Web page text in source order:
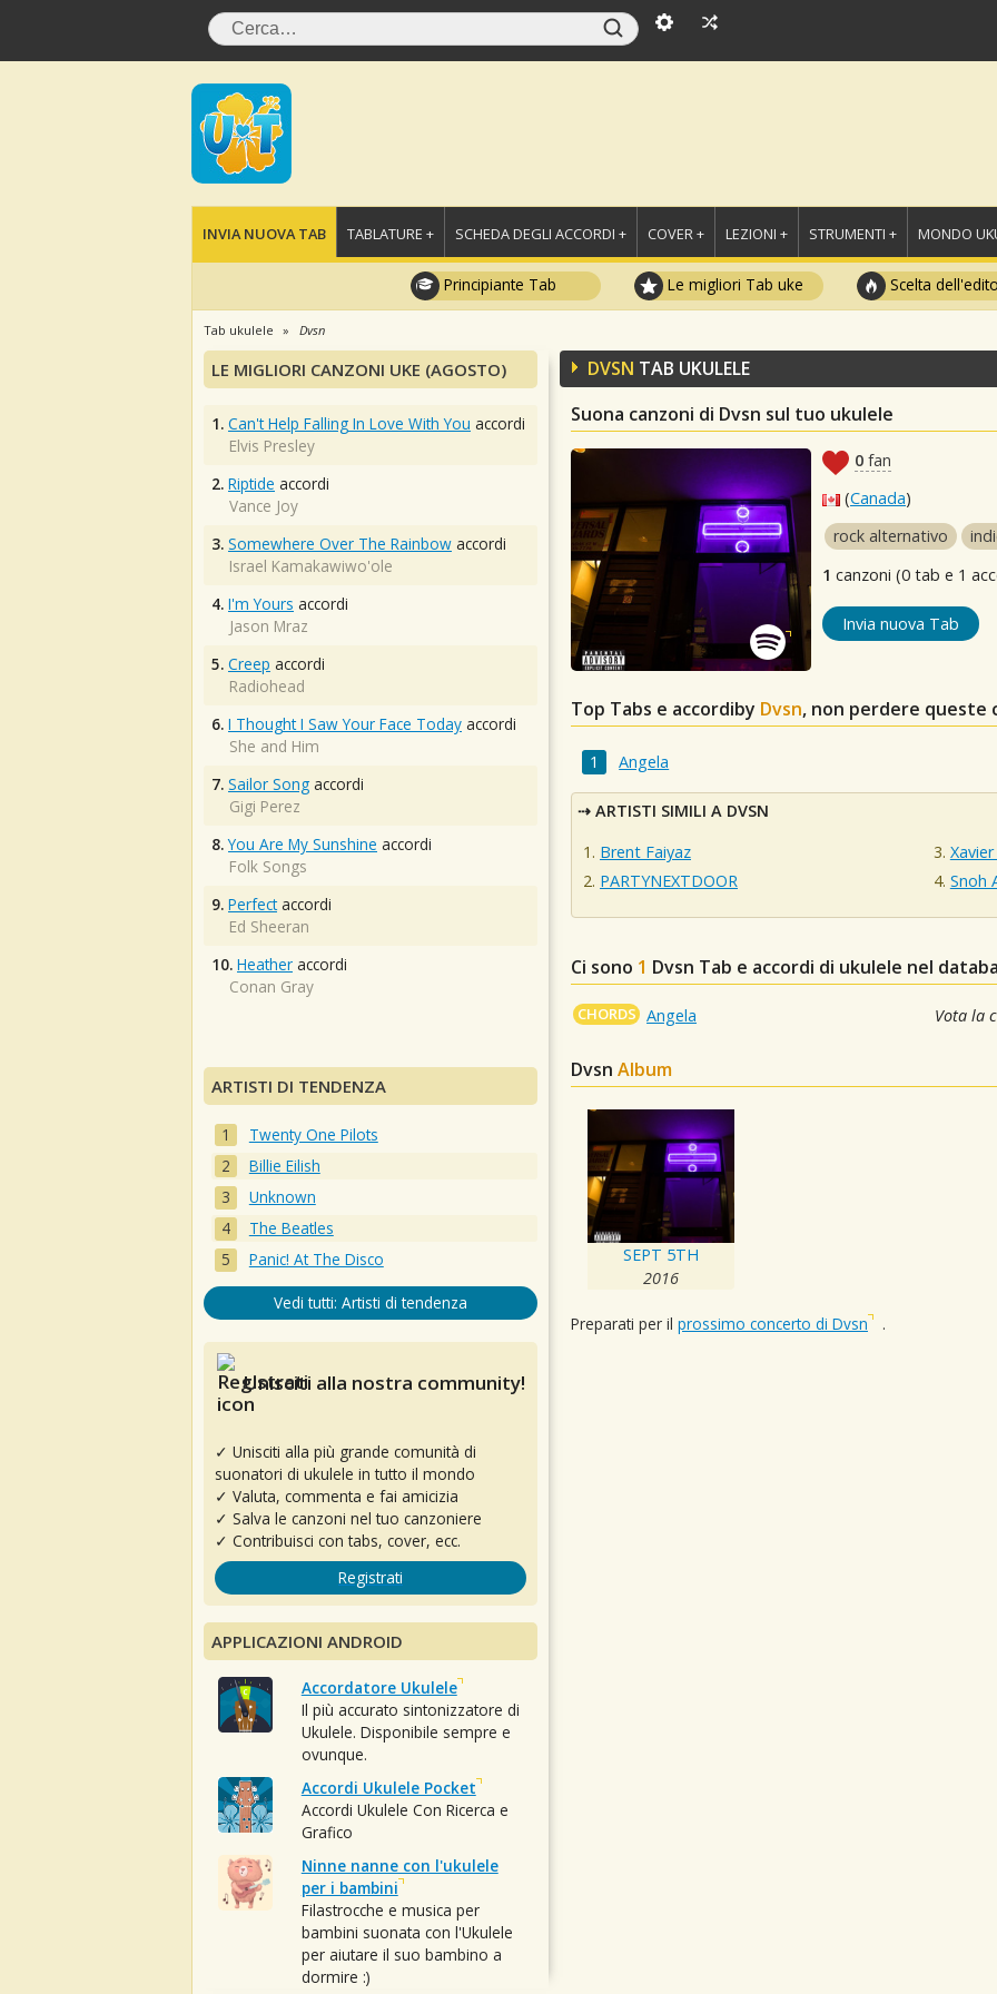
INVIA NUOVA TAB TABLATURE + SCHEDA DEGLI ACCORDI + COVER + LEZIONI + STRUMENTI + MONDO
Principiante Tab Le migliori Tab uke Scelta
Tab ukulele Dvsn
DVSN TAB UKULELE
Suona canzoni di Dvsn sul tuo ukulele
0 fan
(Canada)
rock alternativo
1 canzoni (0 tab e 1
Invia nuova Tab
Top Tabs e accordiby Dvsn, non perdere queste
Angela
ARTISTI SIMILI A DVSN
Brent Faiyaz
PARTYNEXTDOOR
Snoh
Ci sono 1 Dvsn Tab e accordi di ukulele nel
CHORDS Angela Vota la
Dvsn Album
SEPT 5TH
2016
Preparati per il prossimo concerto di Dvsn .
LE MIGLIORI CANZONI UKE (AGOSTO)
1. Can't Help Falling In Love With You accordi
Elvis Presley
2. Riptide accordi
Vance Joy
3. Somewhere Over The Rainbow accordi
Israel Kamakawiwo'ole
4. I'm Yours accordi
Jason Mraz
5. Creep accordi
Radiohead
6. I Thought I Saw Your Face Today accordi
She and Him
7. Sailor Song accordi
Gigi Perez
8. You Are My Sunshine accordi
Folk Songs
9. Perfectaccordi
Ed Sheeran
10. Heather accordi
Conan Gray
ARTISTI DI TENDENZA
Twenty One Pilots
Billie Eilish
Unknown
The Beatles
Panic! At The Disco
Vedi tutti: Artisti di tendenza
Unisciti alla nostra community!
✓ Unisciti alla più grande comunità di
suonatori di ukulele in tutto il mondo
✓ Valuta, commenta e fai amicizia
✓ Salva le canzoni nel tuo canzoniere
✓ Contribuisci con tabs, cover, ecc.
Registrati
APPLICAZIONI ANDROID
Accordatore Ukulele
Il più accurato sintonizzatore di
Ukulele. Disponibile sempre e
ovunque.
Accordi Ukulele Pocket
Accordi Ukulele Con Ricerca e
Grafico
Ninne nanne con l'ukulele
per i bambini
Filastrocche e musica per
bambini suonata con l'Ukulele
per aiutare il suo bambino a
dormire :)